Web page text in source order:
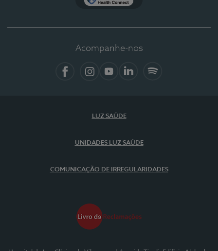
Acompanhe-nos
LUZ SAÚDE
UNIDADES LUZ SAÚDE
COMUNICAÇÃO DE IRREGULARIDADES